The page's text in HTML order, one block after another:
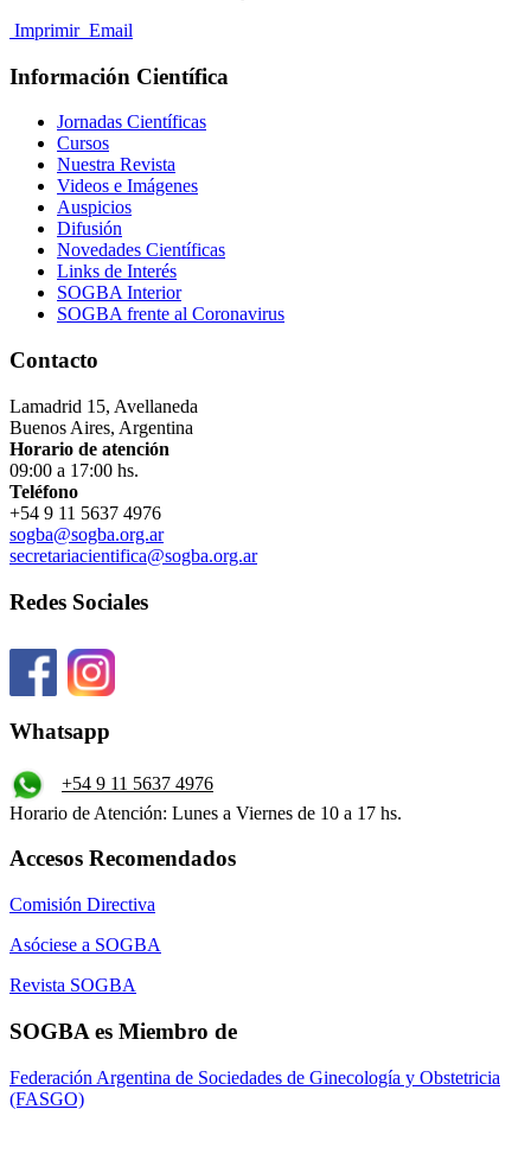
Imprimir Email
Información Científica
Jornadas Científicas
Cursos
Nuestra Revista
Videos e Imágenes
Auspicios
Difusión
Novedades Científicas
Links de Interés
SOGBA Interior
SOGBA frente al Coronavirus
Contacto
Lamadrid 15, Avellaneda
Buenos Aires, Argentina
Horario de atención
09:00 a 17:00 hs.
Teléfono
+54 9 11 5637 4976
sogba@sogba.org.ar
secretariacientifica@sogba.org.ar
Redes Sociales
Whatsapp
+54 9 11 5637 4976
Horario de Atención: Lunes a Viernes de 10 a 17 hs.
Accesos Recomendados
Comisión Directiva
Asóciese a SOGBA
Revista SOGBA
SOGBA es Miembro de
Federación Argentina de Sociedades de Ginecología y Obstetricia
(FASGO)